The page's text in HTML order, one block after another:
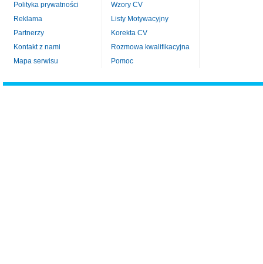
Polityka prywatności
Reklama
Partnerzy
Kontakt z nami
Mapa serwisu
Wzory CV
Listy Motywacyjny
Korekta CV
Rozmowa kwalifikacyjna
Pomoc